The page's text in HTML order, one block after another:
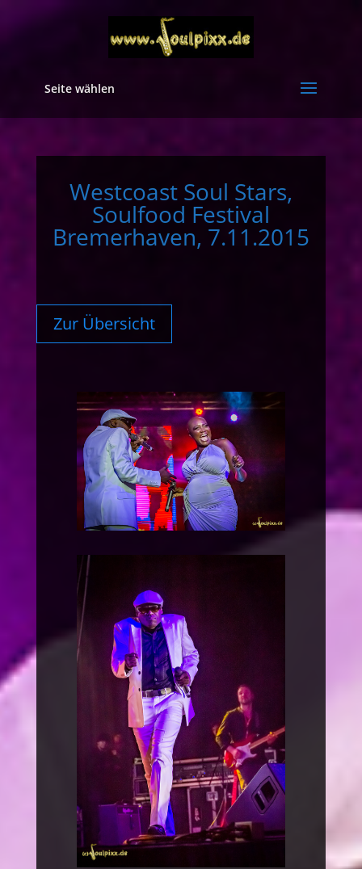
Seite wählen
Westcoast Soul Stars,
Soulfood Festival
Bremerhaven, 7.11.2015
Zur Übersicht